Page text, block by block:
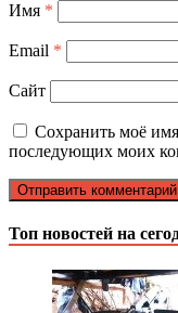
Имя *
Email *
Сайт
Сохранить моё
последующих моих
Топ новостей на